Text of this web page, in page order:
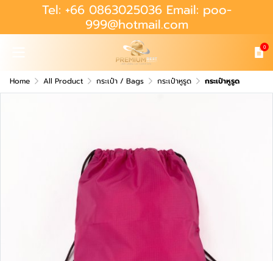
Tel: +66 0863025036 Email: poo-
999@hotmail.com
0
Home All Product กระเป๋า / Bags กระเป๋าหูรูด กระเป๋าหูรูด